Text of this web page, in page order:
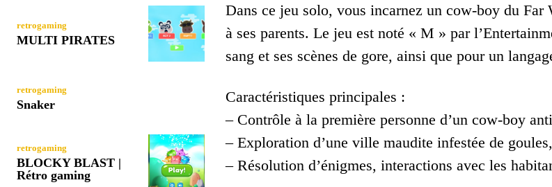
retrogaming
MULTI PIRATES
retrogaming
Snaker
retrogaming
BLOCKY BLAST |
Rétro gaming
Dans ce jeu solo, vous incarnez un cow-boy du
à ses parents. Le jeu est noté « M » par
sang et ses scènes de gore, ainsi que pour un
Caractéristiques principales :
– Contrôle à la première personne d’un cow-boy
– Exploration d’une ville maudite infestée de
– Résolution d’énigmes, interactions avec les